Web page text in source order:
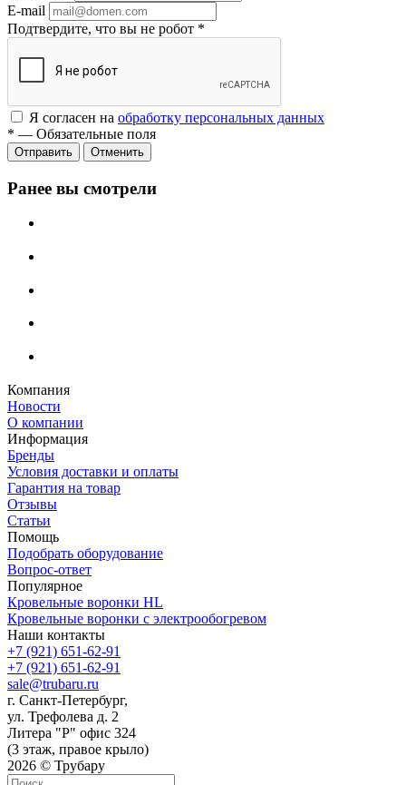
E-mail
Подтвердите, что вы не робот *
Я согласен на обработку персональных данных
* — Обязательные поля
Отменить
Ранее вы смотрели
Компания
Новости
О компании
Информация
Бренды
Условия доставки и оплаты
Гарантия на товар
Отзывы
Статьи
Помощь
Подобрать оборудование
Вопрос-ответ
Популярное
Кровельные воронки HL
Кровельные воронки с электрообогревом
Наши контакты
+7 (921) 651-62-91
+7 (921) 651-62-91
sale@trubaru.ru
г. Санкт-Петербург,
ул. Трефолева д. 2
Литера "Р" офис 324
(3 этаж, правое крыло)
2026 © Трубару